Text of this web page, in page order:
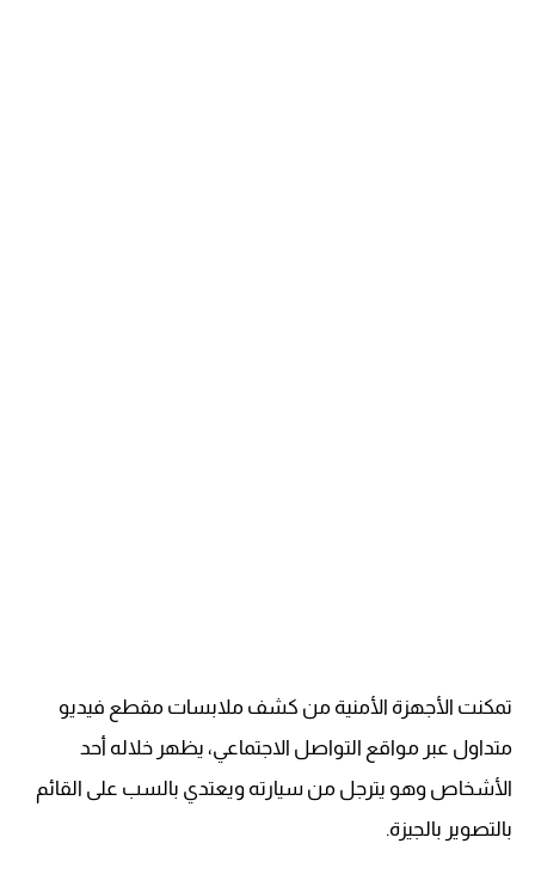
تمكنت الأجهزة الأمنية من كشف ملابسات مقطع فيديو
متداول عبر مواقع التواصل الاجتماعي، يظهر خلاله أحد
الأشخاص وهو يترجل من سيارته ويعتدي بالسب على القائم
بالتصوير بالجيزة.